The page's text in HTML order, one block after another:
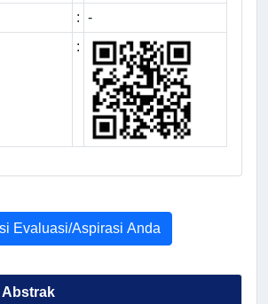
: -
:
Isi Evaluasi/Aspirasi Anda
Abstrak